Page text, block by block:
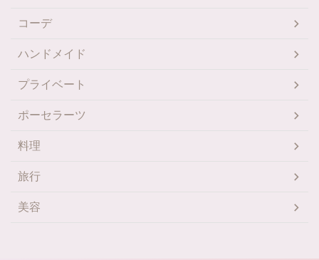
コーデ
ハンドメイド
プライベート
ポーセラーツ
料理
旅行
美容